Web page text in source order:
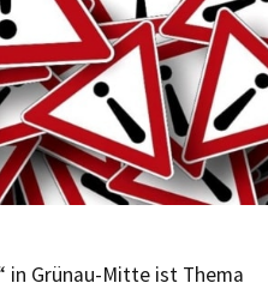
in Grünau-Mitte ist Thema